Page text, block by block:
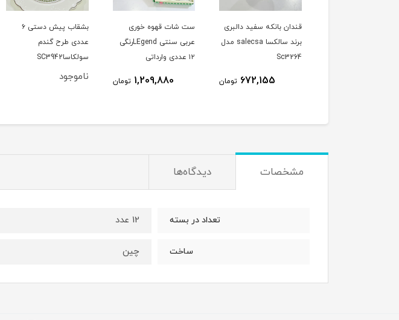
قندان بانکه سفید دالبری
برند سالکسا salecsa مدل
Sc3264
672,155 تومان
ست شات قهوه خوری
عربی سنتی LEgendرنگی
۱۲ عددی وارداتی
1,209,880 تومان
بشقاب پیش دستی ۶
عددی طرح گندم
سولکاساSC3942
ناموجود
مشخصات دیدگاه‌ها
تعداد در بسته 12 عدد
ساخت چین